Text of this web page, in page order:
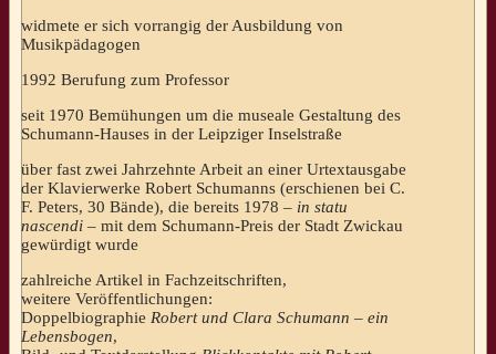
widmete er sich vorrangig der Ausbildung von
Musikpädagogen
1992 Berufung zum Professor
seit 1970 Bemühungen um die museale Gestaltung des
Schumann-Hauses in der Leipziger Inselstraße
über fast zwei Jahrzehnte Arbeit an einer Urtextausgabe
der Klavierwerke Robert Schumanns (erschienen bei C.
F. Peters, 30 Bände), die bereits 1978 – in statu
nascendi – mit dem Schumann-Preis der Stadt Zwickau
gewürdigt wurde
zahlreiche Artikel in Fachzeitschriften,
weitere Veröffentlichungen:
Doppelbiographie Robert und Clara Schumann – ein
Lebensbogen,